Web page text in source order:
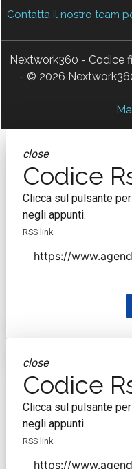
Contatta il nostro team
Nextwork360 - Codice
- © 2026
close
Codice
Clicca sul pulsante
negli appunti.
RSS link
close
Codice
Clicca sul pulsante
negli appunti.
RSS link